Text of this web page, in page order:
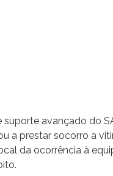
suporte avançado do
a prestar socorro a
da ocorrência à